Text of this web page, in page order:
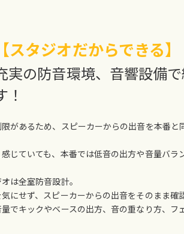
【スタジオだからできる】
実の防音環境、音響設備
！
があるため、スピーカーからの出音を本番と
じていても、本番では低音の出方や音量バラ
は全室防音設計。
にせず、スピーカーからの出音をそのまま確
でキックやベースの出方、音の重なり方、フ